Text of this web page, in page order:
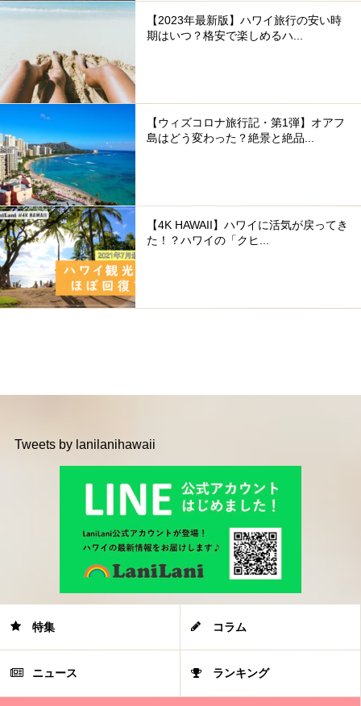
【2023年最新版】ハワイ旅行の安い時
期はいつ？格安で楽しめるハ...
【ウィズコロナ旅行記・第1弾】オアフ
島はどう変わった？絶景と絶品...
【4K HAWAII】ハワイに活気が戻ってき
た！？ハワイの「クヒ...
Tweets by lanilanihawaii
特集 コラム
ニュース ランキング